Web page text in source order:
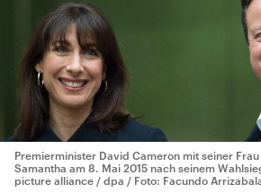
Premierminister David Cameron mit seiner Frau
Samantha am 8. Mai 2015 nach seinem
picture alliance / dpa / Foto: Facundo